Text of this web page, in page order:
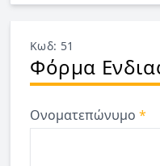
Κωδ: 51
Φόρμα
Ονοματεπώνυμο *